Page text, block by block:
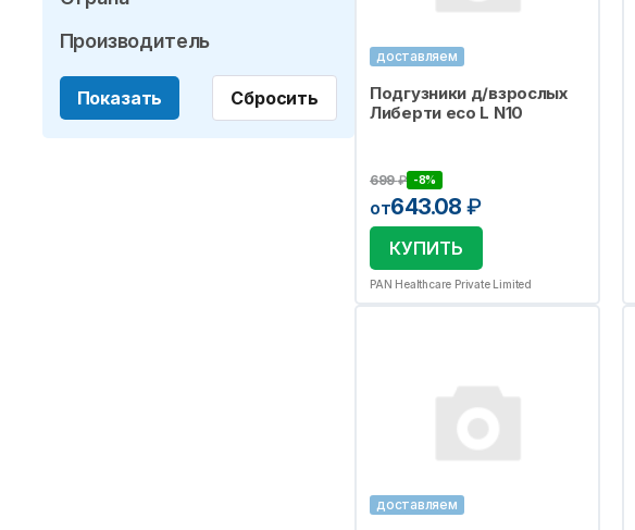
Производитель
Показать Сбросить
доставляем
Подгузники д/взрослых
Либерти eco L N10
699₽ -8%
от643.08 ₽
КУПИТЬ
PAN Healthcare Private Limited
доставляем